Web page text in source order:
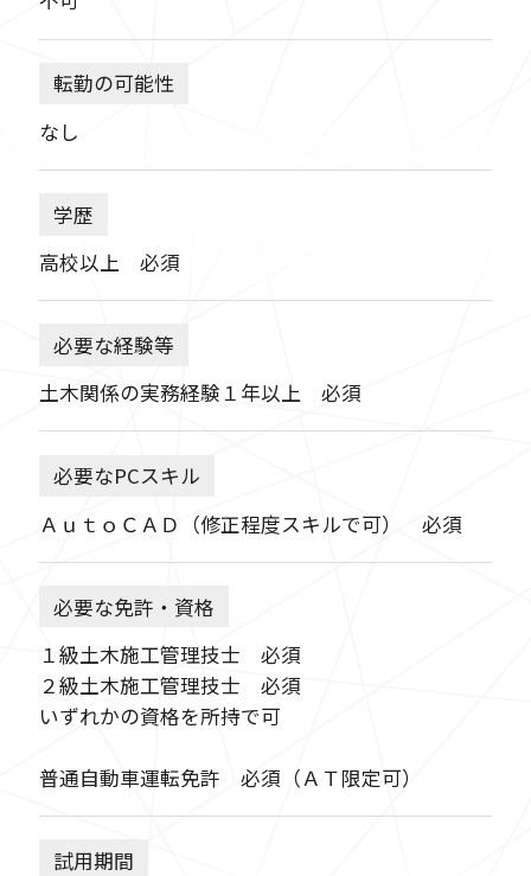
転勤の可能性
なし
学歴
高校以上 必須
必要な経験等
土木関係の実務経験１年以上 必須
必要なPCスキル
ＡｕｔｏＣＡＤ（修正程度スキルで可） 必須
必要な免許・資格
１級土木施工管理技士 必須
２級土木施工管理技士 必須
いずれかの資格を所持で可
普通自動車運転免許 必須（ＡＴ限定可）
試用期間